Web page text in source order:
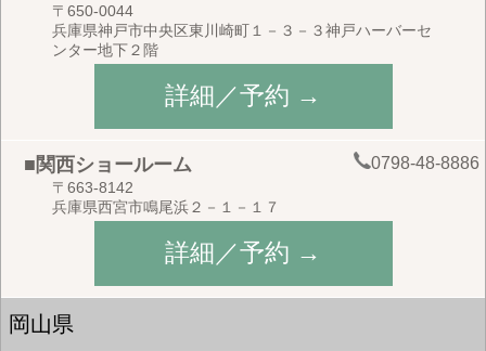
〒650-0044
兵庫県神戸市中央区東川崎町１－３－３神戸ハーバーセ
ンター地下２階
詳細／予約 →
■関西ショールーム 0798-48-8886
〒663-8142
兵庫県西宮市鳴尾浜２－１－１７
詳細／予約 →
岡山県